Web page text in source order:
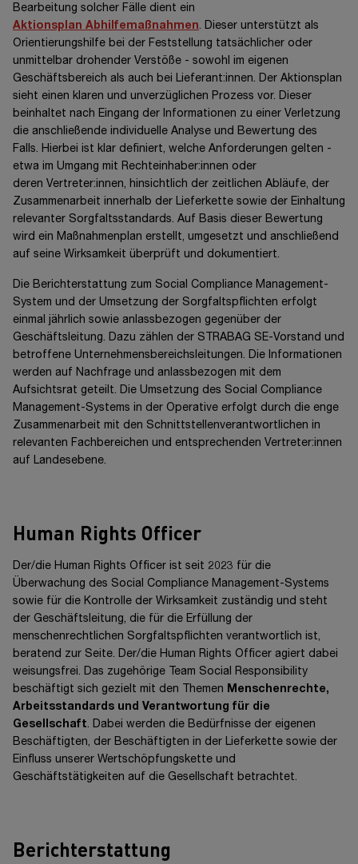
Bearbeitung solcher Fälle dient ein
Aktionsplan Abhilfemaßnahmen. Dieser unterstützt als
Orientierungshilfe bei der Feststellung tatsächlicher oder
unmittelbar drohender Verstöße - sowohl im eigenen
Geschäftsbereich als auch bei Lieferant:innen. Der Aktionsplan
sieht einen klaren und unverzüglichen Prozess vor. Dieser
beinhaltet nach Eingang der Informationen zu einer Verletzung
die anschließende individuelle Analyse und Bewertung des
Falls. Hierbei ist klar definiert, welche Anforderungen gelten -
etwa im Umgang mit Rechteinhaber:innen oder
deren Vertreter:innen, hinsichtlich der zeitlichen Abläufe, der
Zusammenarbeit innerhalb der Lieferkette sowie der Einhaltung
relevanter Sorgfaltsstandards. Auf Basis dieser Bewertung
wird ein Maßnahmenplan erstellt, umgesetzt und anschließend
auf seine Wirksamkeit überprüft und dokumentiert.
Die Berichterstattung zum Social Compliance Management-
System und der Umsetzung der Sorgfaltspflichten erfolgt
einmal jährlich sowie anlassbezogen gegenüber der
Geschäftsleitung. Dazu zählen der STRABAG SE-Vorstand und
betroffene Unternehmensbereichsleitungen. Die Informationen
werden auf Nachfrage und anlassbezogen mit dem
Aufsichtsrat geteilt. Die Umsetzung des Social Compliance
Management-Systems in der Operative erfolgt durch die enge
Zusammenarbeit mit den Schnittstellenverantwortlichen in
relevanten Fachbereichen und entsprechenden Vertreter:innen
auf Landesebene.
Human Rights Officer
Der/die Human Rights Officer ist seit 2023 für die
Überwachung des Social Compliance Management-Systems
sowie für die Kontrolle der Wirksamkeit zuständig und steht
der Geschäftsleitung, die für die Erfüllung der
menschenrechtlichen Sorgfaltspflichten verantwortlich ist,
beratend zur Seite. Der/die Human Rights Officer agiert dabei
weisungsfrei. Das zugehörige Team Social Responsibility
beschäftigt sich gezielt mit den Themen Menschenrechte,
Arbeitsstandards und Verantwortung für die
Gesellschaft. Dabei werden die Bedürfnisse der eigenen
Beschäftigten, der Beschäftigten in der Lieferkette sowie der
Einfluss unserer Wertschöpfungskette und
Geschäftstätigkeiten auf die Gesellschaft betrachtet.
Berichterstattung